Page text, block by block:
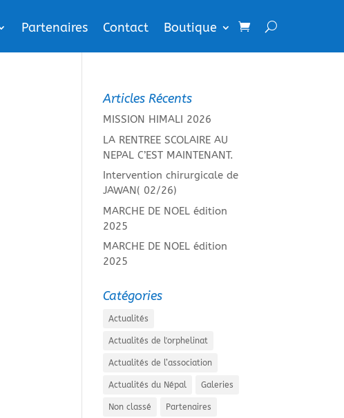
Partenaires Contact Boutique
Articles Récents
MISSION HIMALI 2026
LA RENTREE SCOLAIRE AU
NEPAL C’EST MAINTENANT.
Intervention chirurgicale de
JAWAN( 02/26)
MARCHE DE NOEL édition
2025
MARCHE DE NOEL édition
2025
Catégories
Actualités
Actualités de l'orphelinat
Actualités de l’association
Actualités du Népal Galeries
Non classé Partenaires